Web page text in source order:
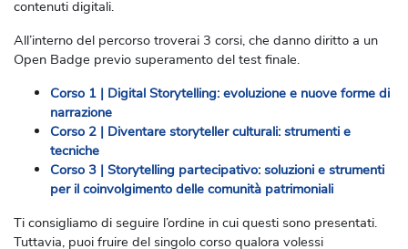
contenuti digitali.
All’interno del percorso troverai 3 corsi, che danno diritto a un
Open Badge previo superamento del test finale.
Corso 1 | Digital Storytelling: evoluzione e nuove forme di
narrazione
Corso 2 | Diventare storyteller culturali: strumenti e
tecniche
Corso 3 | Storytelling partecipativo: soluzioni e strumenti
per il coinvolgimento delle comunità patrimoniali
Ti consigliamo di seguire l’ordine in cui questi sono presentati.
Tuttavia, puoi fruire del singolo corso qualora volessi